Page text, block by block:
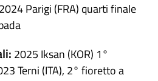
Parigi (FRA) quarti finale
2025 Iksan (KOR) 1°
Terni (ITA), 2° fioretto a